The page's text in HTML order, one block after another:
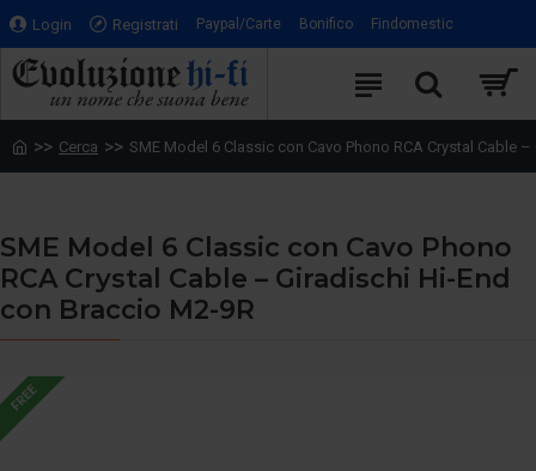
Login Registrati Paypal/Carte Bonifico Findomestic
Cerca SME Model 6 Classic con Cavo Phono RCA Crystal Cable
SME Model 6 Classic con Cavo Phono
RCA Crystal Cable – Giradischi Hi-End
con Braccio M2-9R
FREE